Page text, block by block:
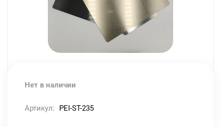
Нет в наличии
Артикул: PEI-ST-235